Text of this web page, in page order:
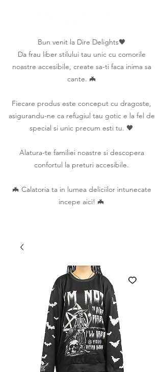
Bun venit la Dire Delights🖤
Da frau liber stilului tau unic cu comorile
noastre accesibile, create sa-ti faca inima sa
cante. 🦇
Fiecare produs este conceput cu dragoste,
asigurandu-ne ca refugiul tau gotic e la fel de
special si unic precum esti tu. 🖤
Alatura-te familiei noastre si descopera
confortul la preturi accesibile.
🦇 Calatoria ta in lumea deliciilor intunecate
incepe aici! 🦇